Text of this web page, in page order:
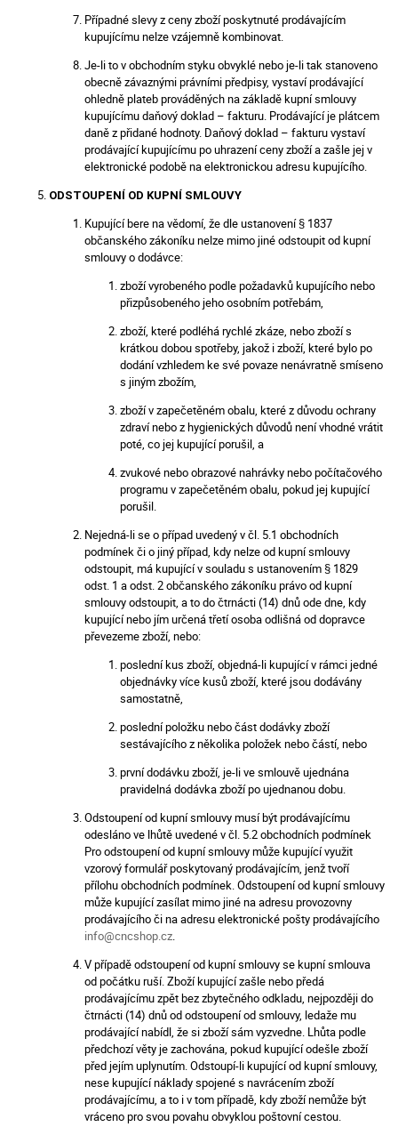
Případné slevy z ceny zboží poskytnuté prodávajícím
kupujícímu nelze vzájemně kombinovat.
Je-li to v obchodním styku obvyklé nebo je-li tak stanoveno
obecně závaznými právními předpisy, vystaví prodávající
ohledně plateb prováděných na základě kupní smlouvy
kupujícímu daňový doklad – fakturu. Prodávající je plátcem
daně z přidané hodnoty. Daňový doklad – fakturu vystaví
prodávající kupujícímu po uhrazení ceny zboží a zašle jej v
elektronické podobě na elektronickou adresu kupujícího.
ODSTOUPENÍ OD KUPNÍ SMLOUVY
Kupující bere na vědomí, že dle ustanovení § 1837
občanského zákoníku nelze mimo jiné odstoupit od kupní
smlouvy o dodávce:
zboží vyrobeného podle požadavků kupujícího nebo
přizpůsobeného jeho osobním potřebám,
zboží, které podléhá rychlé zkáze, nebo zboží s
krátkou dobou spotřeby, jakož i zboží, které bylo po
dodání vzhledem ke své povaze nenávratně smíseno
s jiným zbožím,
zboží v zapečetěném obalu, které z důvodu ochrany
zdraví nebo z hygienických důvodů není vhodné vrátit
poté, co jej kupující porušil, a
zvukové nebo obrazové nahrávky nebo počítačového
programu v zapečetěném obalu, pokud jej kupující
porušil.
Nejedná-li se o případ uvedený v čl. 5.1 obchodních
podmínek či o jiný případ, kdy nelze od kupní smlouvy
odstoupit, má kupující v souladu s ustanovením § 1829
odst. 1 a odst. 2 občanského zákoníku právo od kupní
smlouvy odstoupit, a to do čtrnácti (14) dnů ode dne, kdy
kupující nebo jím určená třetí osoba odlišná od dopravce
převezeme zboží, nebo:
poslední kus zboží, objedná-li kupující v rámci jedné
objednávky více kusů zboží, které jsou dodávány
samostatně,
poslední položku nebo část dodávky zboží
sestávajícího z několika položek nebo částí, nebo
první dodávku zboží, je-li ve smlouvě ujednána
pravidelná dodávka zboží po ujednanou dobu.
Odstoupení od kupní smlouvy musí být prodávajícímu
odesláno ve lhůtě uvedené v čl. 5.2 obchodních podmínek
Pro odstoupení od kupní smlouvy může kupující využit
vzorový formulář poskytovaný prodávajícím, jenž tvoří
přílohu obchodních podmínek. Odstoupení od kupní smlouvy
může kupující zasílat mimo jiné na adresu provozovny
prodávajícího či na adresu elektronické pošty prodávajícího
info@cncshop.cz
V případě odstoupení od kupní smlouvy se kupní smlouva
od počátku ruší. Zboží kupující zašle nebo předá
prodávajícímu zpět bez zbytečného odkladu, nejpozději do
čtrnácti (14) dnů od odstoupení od smlouvy, ledaže mu
prodávající nabídl, že si zboží sám vyzvedne. Lhůta podle
předchozí věty je zachována, pokud kupující odešle zboží
před jejím uplynutím. Odstoupí-li kupující od kupní smlouvy,
nese kupující náklady spojené s navrácením zboží
prodávajícímu, a to i v tom případě, kdy zboží nemůže být
vráceno pro svou povahu obvyklou poštovní cestou.